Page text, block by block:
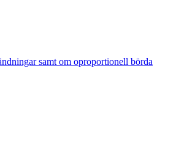
samt om oproportionell börda